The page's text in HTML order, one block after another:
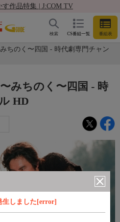
す作品特集 | J:COM TV
CS番組一覧 番組表
検索
ちのく〜四国 - 時代劇専門チャン
生しました[error]
みちのく〜四国 - 時
HD